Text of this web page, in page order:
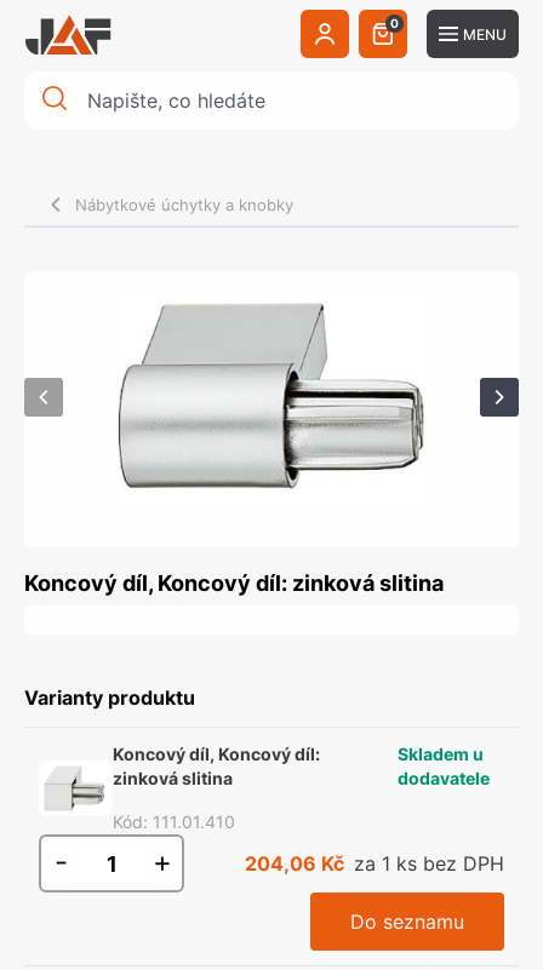
0
MENU
Nábytkové úchytky a knobky
Koncový díl, Koncový díl: zinková slitina
Varianty produktu
Koncový díl, Koncový díl:
zinková slitina
Kód: 111.01.410
Skladem u
dodavatele
- + 204,06 Kč za 1 ks bez DPH
Do seznamu